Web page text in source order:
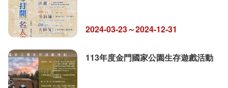
2024-03-23～2024-12-31
113年度金門國家公園生存遊戲活動